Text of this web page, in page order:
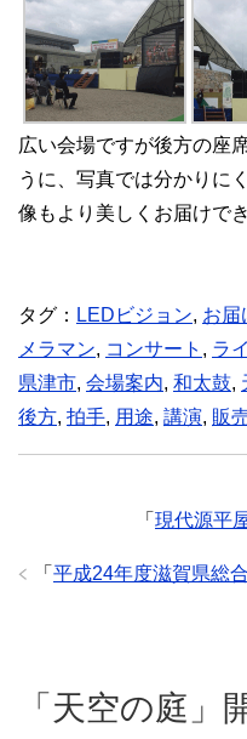
広い会場ですが後方の座
うに、写真では分かりに
像もより美しくお届けで
タグ： LEDビジョン, お届
メラマン, コンサート , ラ
県津市, 会場案内, 和太鼓,
後方, 拍手, 用途, 講演, 販
「 現代源平
「 平成24年度滋賀県総
「天空の庭」